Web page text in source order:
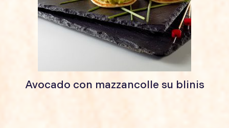
Avocado con mazzancolle su blinis